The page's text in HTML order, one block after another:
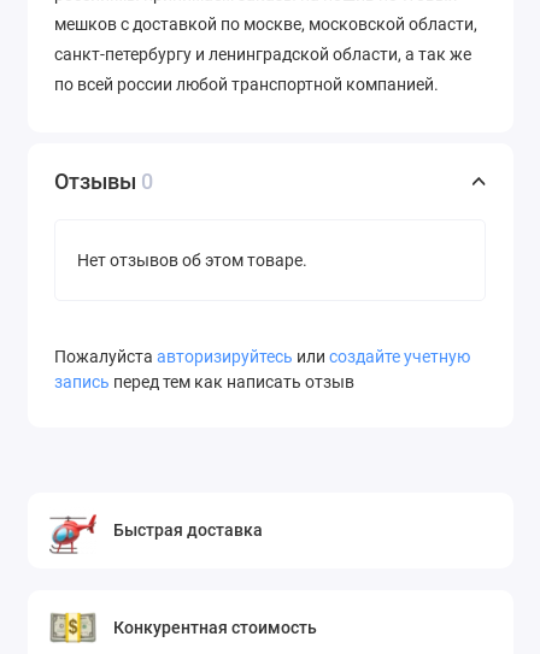
мешков с доставкой по москве, московской области,
санкт-петербургу и ленинградской области, а так же
по всей россии любой транспортной компанией.
Отзывы 0
Нет отзывов об этом товаре.
Пожалуйста авторизируйтесь или создайте учетную
запись перед тем как написать отзыв
Быстрая доставка
Конкурентная стоимость